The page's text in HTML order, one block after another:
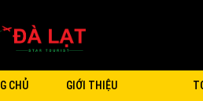
CHỦ GIỚI THIỆU